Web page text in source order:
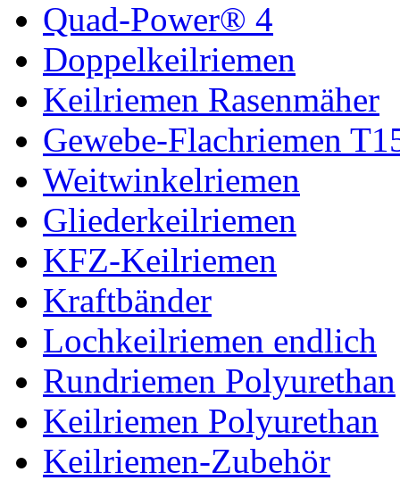
Quad-Power® 4
Doppelkeilriemen
Keilriemen Rasenmäher
Gewebe-Flachriemen
Weitwinkelriemen
Gliederkeilriemen
KFZ-Keilriemen
Kraftbänder
Lochkeilriemen endlich
Rundriemen Polyurethan
Keilriemen Polyurethan
Keilriemen-Zubehör